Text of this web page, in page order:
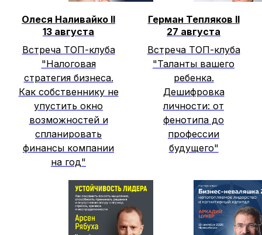
Олеся Наливайко II
13 августа
Встреча ТОП-клуба
"Налоговая
стратегия бизнеса.
Как собственнику не
упустить окно
возможностей и
спланировать
финансы компании
на год"
Герман Тепляков II
27 августа
Встреча ТОП-клуба
"Таланты вашего
ребенка.
Дешифровка
личности: от
фенотипа до
профессии
будущего"